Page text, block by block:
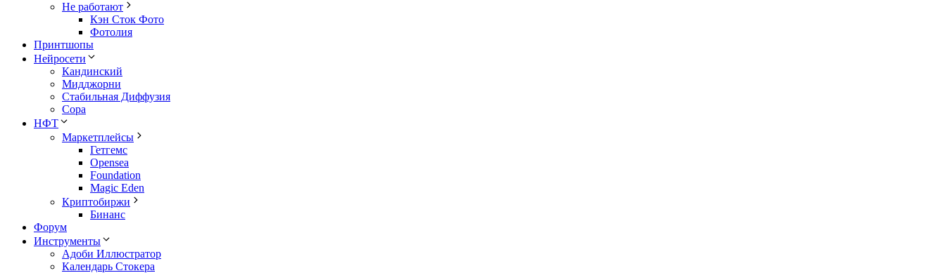
Не работают
Кэн Сток Фото
Фотолия
Принтшопы
Нейросети
Кандинский
Мидджорни
Стабильная Диффузия
Сора
НФТ
Маркетплейсы
Гетгемс
Opensea
Foundation
Magic Eden
Криптобиржи
Бинанс
Форум
Инструменты
Адоби Иллюстратор
Календарь Стокера